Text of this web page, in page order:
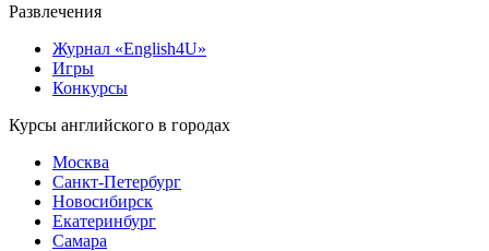
Развлечения
Журнал «English4U»
Игры
Конкурсы
Курсы английского в городах
Москва
Санкт-Петербург
Новосибирск
Екатеринбург
Самара